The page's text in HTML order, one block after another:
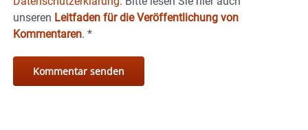
unseren Leitfaden für die Veröffentlichung von
Kommentaren. *